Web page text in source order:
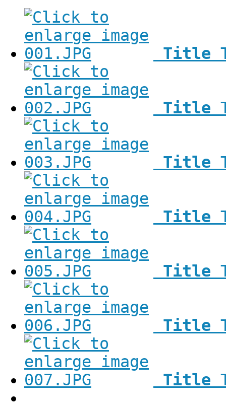
Title
Title
Title
Title
Title
Title
Title